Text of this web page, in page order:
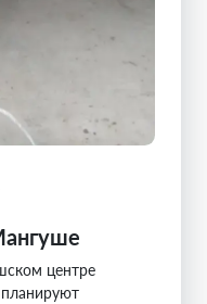
центре
планируют